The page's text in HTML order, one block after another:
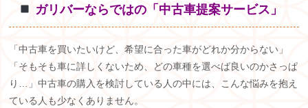
ガリバーならではの「中古車提案サービス」
「中古車を買いたいけど、希望に合った車がどれか分からない」
「そもそも車に詳しくないため、どの車種を選べば良いのかさっぱ
り…」中古車の購入を検討している人の中には、こんな悩みを抱え
ている人も少なくありません。